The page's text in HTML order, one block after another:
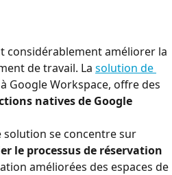
considérablement améliorer la
de travail. La solution de
Google Workspace, offre des
natives de Google
se concentre sur
le processus de réservation
améliorées des espaces de